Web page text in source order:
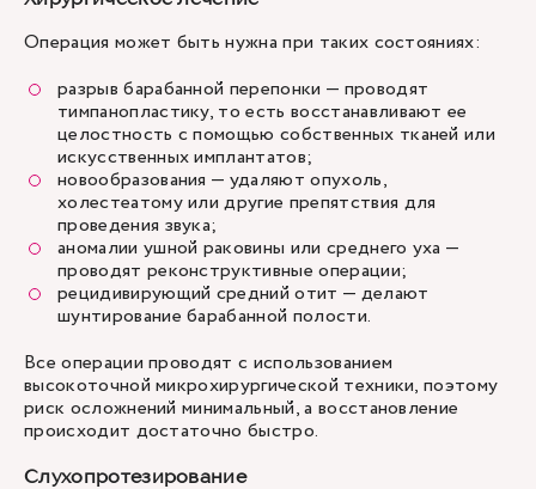
Операция может быть нужна при таких состояниях:
разрыв барабанной перепонки — проводят
тимпанопластику, то есть восстанавливают ее
целостность с помощью собственных тканей или
искусственных имплантатов;
новообразования — удаляют опухоль,
холестеатому или другие препятствия для
проведения звука;
аномалии ушной раковины или среднего уха —
проводят реконструктивные операции;
рецидивирующий средний отит — делают
шунтирование барабанной полости.
Все операции проводят с использованием
высокоточной микрохирургической техники, поэтому
риск осложнений минимальный, а восстановление
происходит достаточно быстро.
Слухопротезирование